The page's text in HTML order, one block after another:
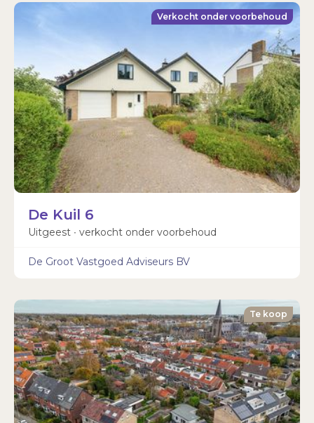
Verkocht onder voorbehoud
De Kuil 6
Uitgeest ∙ verkocht onder voorbehoud
De Groot Vastgoed Adviseurs BV
Te koop